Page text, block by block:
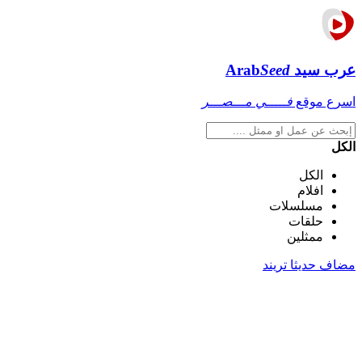
عرب سيد ArabSeed
اسرع موقع فـــــي مـــصـــر
الكل
الكل
افلام
مسلسلات
حلقات
ممثلين
مضاف حديثا تريند